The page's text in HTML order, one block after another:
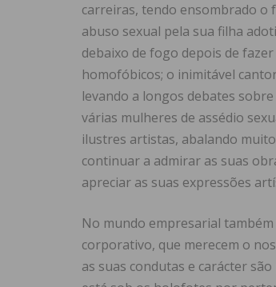
carreiras, tendo ensombrado o
abuso sexual pela sua filha
debaixo de fogo depois de
homofóbicos; o inimitável
levando a longos debates
várias mulheres de assédio
ilustres artistas, abalando
continuar a admirar as suas
apreciar as suas expressões
No mundo empresarial
corporativo, que merecem o
as suas condutas e carácter